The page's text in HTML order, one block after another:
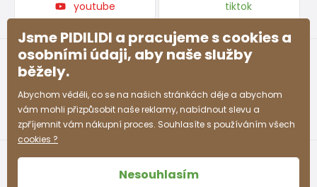
youtube tiktok
Jsme PIDILIDI a pracujeme s cookies a
osobními údaji, aby naše služby
běžely.
Abychom věděli, co se na našich stránkách děje a abychom
vám mohli přizpůsobit naše reklamy, nabídnout slevu a
zpříjemnit vám nákupní proces. Souhlasíte s používáním všech
cookies ?
Nesouhlasím